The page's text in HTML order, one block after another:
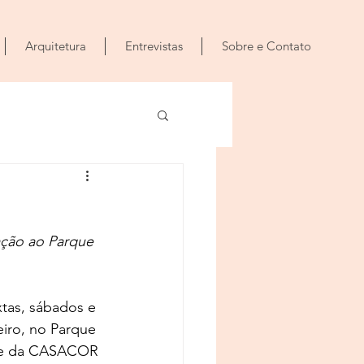
Arquitetura Entrevistas Sobre e Contato
ao Parque
sábados e
no Parque
CASACOR